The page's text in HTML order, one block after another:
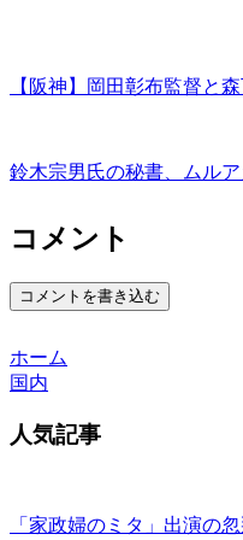
【阪神】岡田彰布監督と
鈴木宗男氏の秘書、ムル
コメント
コメントを書き込む
ホーム
国内
人気記事
「家政婦のミタ」出演の